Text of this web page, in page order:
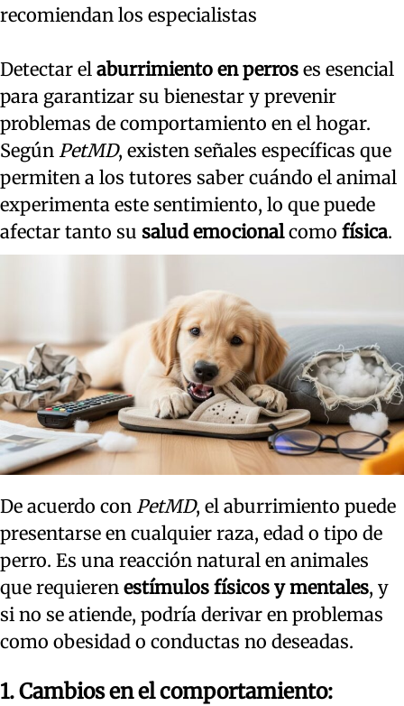
recomiendan los especialistas
Detectar el aburrimiento en perros es esencial
para garantizar su bienestar y prevenir
problemas de comportamiento en el hogar.
Según PetMD, existen señales específicas que
permiten a los tutores saber cuándo el animal
experimenta este sentimiento, lo que puede
afectar tanto su salud emocionalcomo física.
De acuerdo con PetMD, el aburrimiento puede
presentarse en cualquier raza, edad o tipo de
perro. Es una reacción natural en animales
que requieren estímulos físicos y mentales, y
si no se atiende, podría derivar en problemas
como obesidad o conductas no deseadas.
1. Cambios en el comportamiento: